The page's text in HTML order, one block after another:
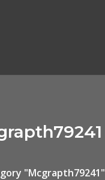
"Mcgrapth79241"